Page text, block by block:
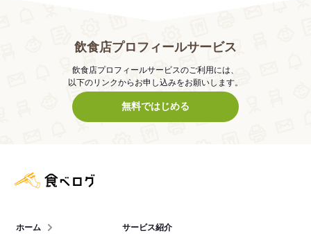
飲食店プロフィールサービス
飲食店プロフィールサービスのご利用には、
以下のリンクからお申し込みをお願いします。
無料ではじめる
ホーム サービス紹介